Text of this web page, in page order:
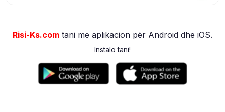
Risi-Ks.com tani me aplikacion për Android dhe iOS.
Instalo tani!